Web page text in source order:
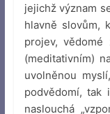
jejichž význam
hlavně slovům,
projev, vědomé
(meditativním)
uvolněnou
podvědomí, tak
naslouchá